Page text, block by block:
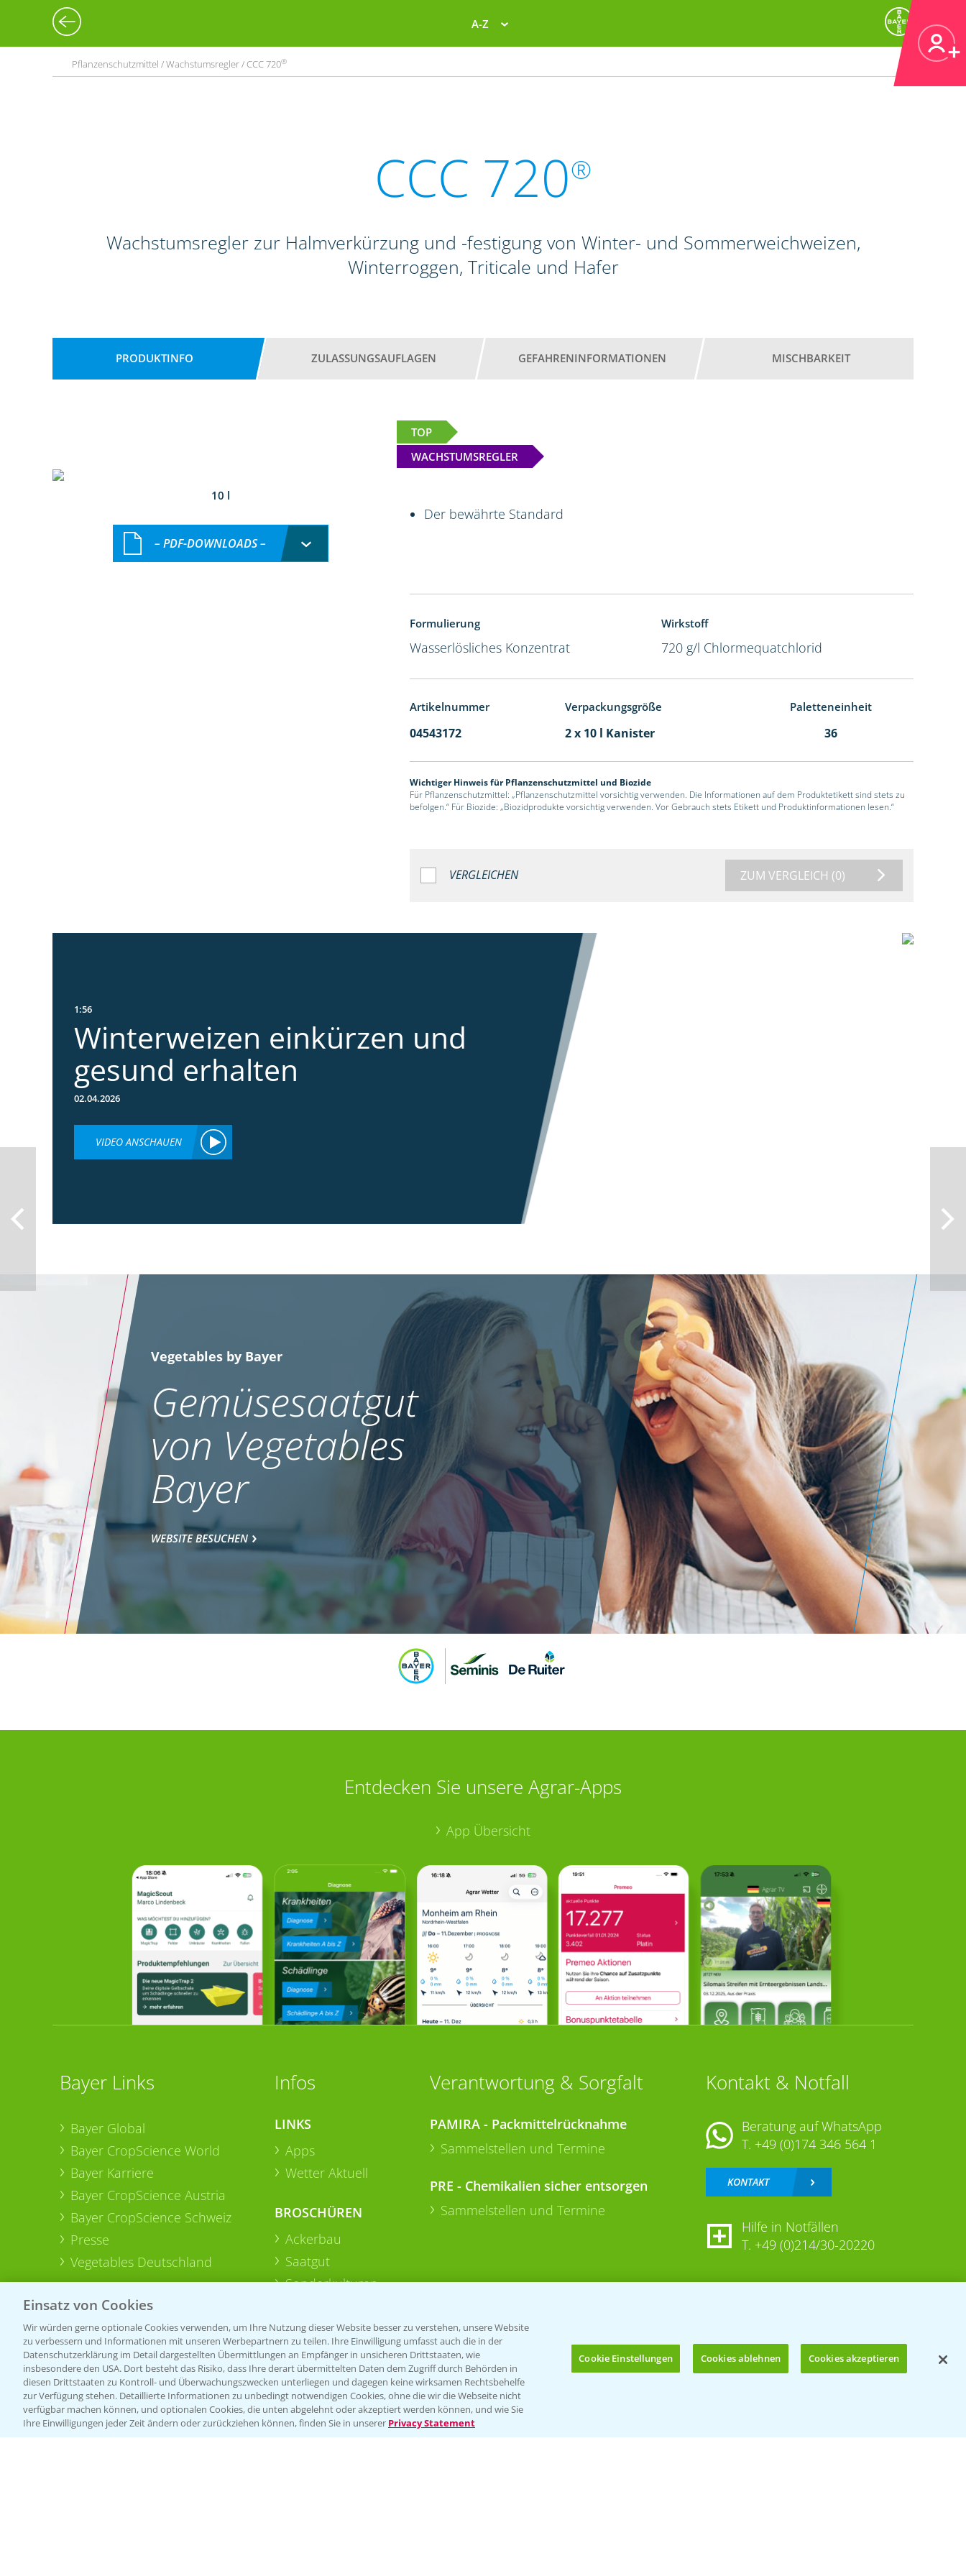
A-Z
Pflanzenschutzmittel / Wachstumsregler / CCC 720®
CCC 720®
Wachstumsregler zur Halmverkürzung und -festigung von Winter- und Sommerweichweizen,
Winterroggen, Triticale und Hafer
PRODUKTINFO ZULASSUNGSAUFLAGEN GEFAHRENINFORMATIONEN MISCHBARKEIT
TOP
WACHSTUMSREGLER
10 l
– PDF-DOWNLOADS –
Der bewährte Standard
Formulierung
Wasserlösliches Konzentrat
Wirkstoff
720 g/l Chlormequatchlorid
Artikelnummer Verpackungsgröße Paletteneinheit
04543172 2 x 10 l Kanister 36
Wichtiger Hinweis für Pflanzenschutzmittel und Biozide
Für Pflanzenschutzmittel: „Pflanzenschutzmittel vorsichtig verwenden. Die Informationen auf dem Produktetikett sind stets zu
befolgen.“ Für Biozide: „Biozidprodukte vorsichtig verwenden. Vor Gebrauch stets Etikett und Produktinformationen lesen.“
VERGLEICHEN ZUM VERGLEICH (0)
1:56
Winterweizen einkürzen und
gesund erhalten
02.04.2026
VIDEO ANSCHAUEN
Bis zu 4 Produkte vergleichen:
Vegetables by Bayer
Gemüsesaatgut
von Vegetables
Bayer
WEBSITE BESUCHEN
Entdecken Sie unsere Agrar-Apps
App Übersicht
Bayer Links
Bayer Global
Bayer CropScience World
Bayer Karriere
Bayer CropScience Austria
Bayer CropScience Schweiz
Presse
Vegetables Deutschland
Infos
LINKS
Apps
Wetter Aktuell
BROSCHÜREN
Ackerbau
Saatgut
Sonderkulturen
Verantwortung & Sorgfalt
PAMIRA - Packmittelrücknahme
Sammelstellen und Termine
PRE - Chemikalien sicher entsorgen
Sammelstellen und Termine
Kontakt & Notfall
Beratung auf WhatsApp
T. +49 (0)174 346 564 1
KONTAKT
Hilfe in Notfällen
T. +49 (0)214/30-20220
Folgen Sie uns
Einsatz von Cookies
Wir würden gerne optionale Cookies verwenden, um Ihre Nutzung dieser Website besser zu verstehen, unsere Website
zu verbessern und Informationen mit unseren Werbepartnern zu teilen. Ihre Einwilligung umfasst auch die in der
Datenschutzerklärung im Detail dargestellten Übermittlungen an Empfänger in unsicheren Drittstaaten, wie
insbesondere den USA. Dort besteht das Risiko, dass Ihre derart übermittelten Daten dem Zugriff durch Behörden in
diesen Drittstaaten zu Kontroll- und Überwachungszwecken unterliegen und dagegen keine wirksamen Rechtsbehelfe
zur Verfügung stehen. Detaillierte Informationen zu unbedingt notwendigen Cookies, ohne die wir die Webseite nicht
verfügbar machen können, und optionalen Cookies, die unten abgelehnt oder akzeptiert werden können, und wie Sie
Ihre Einwilligungen jeder Zeit ändern oder zurückziehen können, finden Sie in unserer Privacy Statement
Cookie Einstellungen Cookies ablehnen Cookies akzeptieren